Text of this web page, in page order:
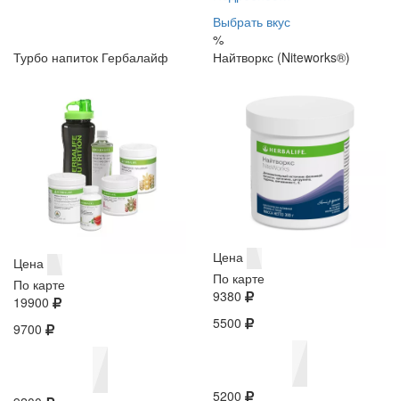
Выбрать вкус
%
Турбо напиток Гербалайф
Цена
По карте
19900
9700
Найтворкс (Niteworks®)
Цена
По карте
9380
5500
5200